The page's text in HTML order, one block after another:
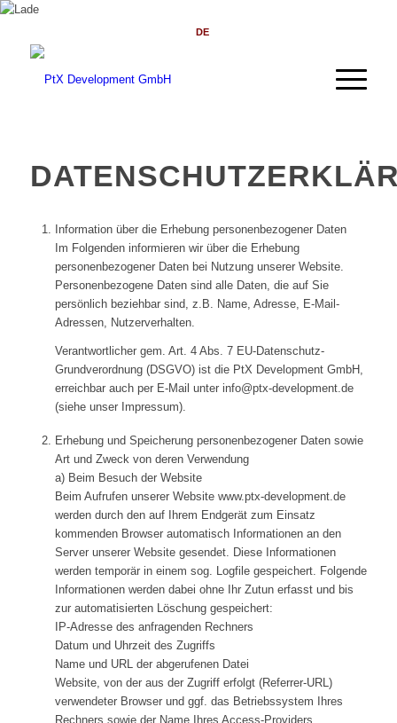
DE
Information über die Erhebung personenbezogener Daten
Im Folgenden informieren wir über die Erhebung
personenbezogener Daten bei Nutzung unserer Website.
Personenbezogene Daten sind alle Daten, die auf Sie
persönlich beziehbar sind, z.B. Name, Adresse, E-Mail-
Adressen, Nutzerverhalten.
Verantwortlicher gem. Art. 4 Abs. 7 EU-Datenschutz-
Grundverordnung (DSGVO) ist die PtX Development GmbH,
erreichbar auch per E-Mail unter info@ptx-development.de
(siehe unser Impressum).
Erhebung und Speicherung personenbezogener Daten sowie
Art und Zweck von deren Verwendung
a) Beim Besuch der Website
Beim Aufrufen unserer Website www.ptx-development.de
werden durch den auf Ihrem Endgerät zum Einsatz
kommenden Browser automatisch Informationen an den
Server unserer Website gesendet. Diese Informationen
werden temporär in einem sog. Logfile gespeichert. Folgende
Informationen werden dabei ohne Ihr Zutun erfasst und bis
zur automatisierten Löschung gespeichert:
IP-Adresse des anfragenden Rechners
Datum und Uhrzeit des Zugriffs
Name und URL der abgerufenen Datei
Website, von der aus der Zugriff erfolgt (Referrer-URL)
verwendeter Browser und ggf. das Betriebssystem Ihres
Rechners sowie der Name Ihres Access-Providers